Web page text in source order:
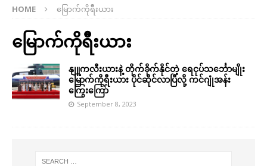
HOME မြောက်ကိုရီီးယား
မြောက်ကိုရီီးယား
နျူကလီးယားနဲ့ တိုက်ခိုက်နိုင်တဲ့ ရေငုပ်သင်္ဘောမျိုး
မြောက်ကိုရီးယား ပိုင်ဆိုင်လာပြီလို့ ကင်ဂျုံအန်း
ကြွေးကြော်
September 8, 2023